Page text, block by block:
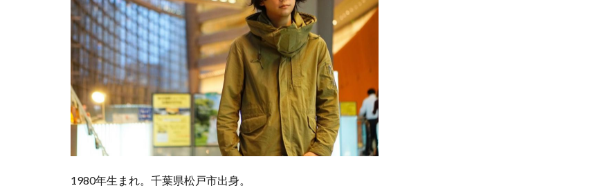
1980年生まれ。千葉県松戸市出身。